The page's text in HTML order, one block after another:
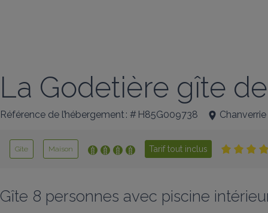
La Godetière gîte
Référence de l’hébergement : # H85G009738 Chanverrie
Gîte Maison Tarif tout inclus
Gîte 8 personnes avec piscine